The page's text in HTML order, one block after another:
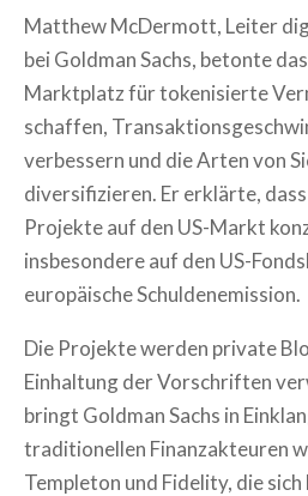
Matthew McDermott, Leiter
bei Goldman Sachs, betonte
Marktplatz für tokenisierte
schaffen,
verbessern und die Arten von
diversifizieren. Er erklärte,
Projekte auf den US-Markt
insbesondere auf den US-
europäische Schuldenemission.
Die Projekte werden private
Einhaltung der Vorschriften
bringt Goldman Sachs in
traditionellen Finanzakteuren
Templeton und Fidelity, die